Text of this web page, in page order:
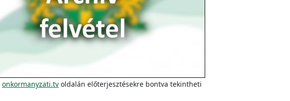
onkormanyzati.tv oldalán előterjesztésekre bontva tekintheti